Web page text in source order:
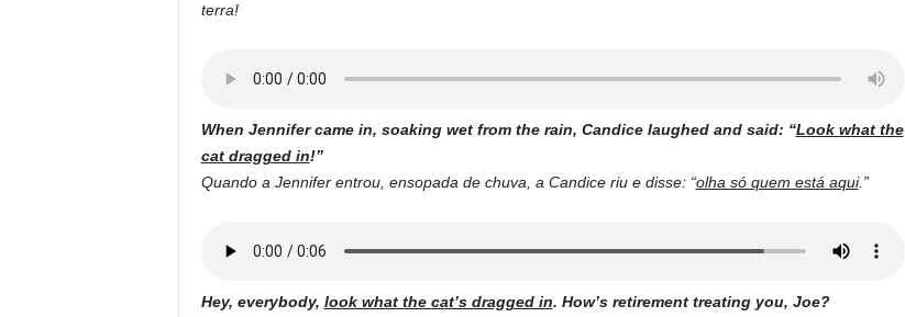
terra!
When Jennifer came in, soaking wet from the rain, Candice laughed and said: “Look what the
cat dragged in!”
Quando a Jennifer entrou, ensopada de chuva, a Candice riu e disse: “olha só quem está aqui.”
Hey, everybody, look what the cat’s dragged in. How’s retirement treating you, Joe?